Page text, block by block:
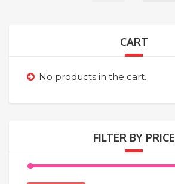
CART
No products in the cart.
FILTER BY PRICE